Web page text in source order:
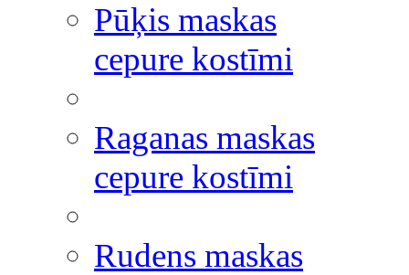
Pūķis maskas
cepure kostīmi
Raganas maskas
cepure kostīmi
Rudens maskas